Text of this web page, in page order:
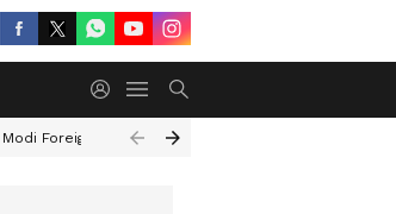
Modi Foreign Travel Expenditure